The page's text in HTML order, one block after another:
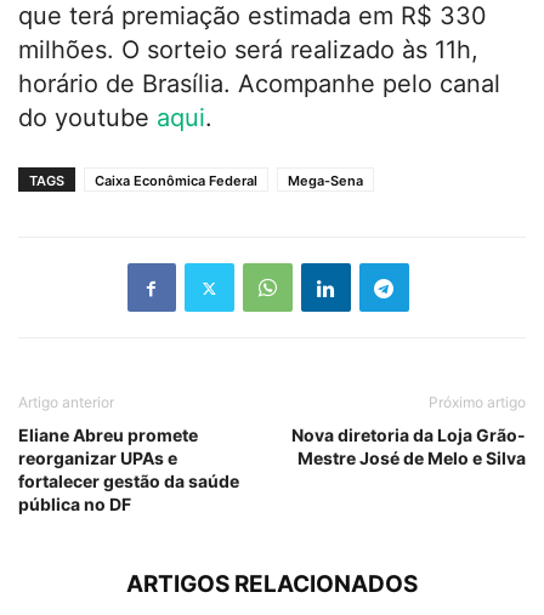
que terá premiação estimada em R$ 330
milhões. O sorteio será realizado às 11h,
horário de Brasília. Acompanhe pelo canal
do youtube aqui.
TAGS Caixa Econômica Federal Mega-Sena
Artigo anterior
Eliane Abreu promete
reorganizar UPAs e
fortalecer gestão da saúde
pública no DF
Próximo artigo
Nova diretoria da Loja Grão-
Mestre José de Melo e Silva
ARTIGOS RELACIONADOS